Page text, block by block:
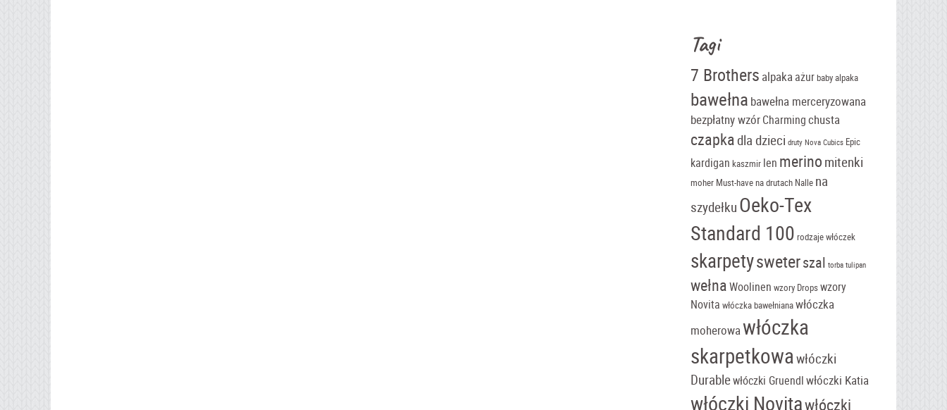
Tagi
7 Brothers alpaka ażurbaby alpaka
bawełna bawełna merceryzowana
bezpłatny wzór Charmingchusta
czapka dla dzieci druty Nova Cubics Epic
kardigan kaszmir len merino mitenki
moher Must-havena drutach Nalle na
szydełku Oeko-Tex
Standard 100 rodzaje włóczek
skarpetysweterszal torba tulipan
wełnaWoolinen wzory Dropswzory
Novita włóczka bawełnianawłóczka
moherowawłóczka
skarpetkowawłóczki
Durablewłóczki Gruendlwłóczki Katia
włóczki Novitawłóczki